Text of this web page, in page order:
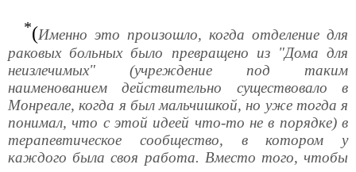
*(Именно это произошло, когда отделение для
раковых больных было превращено из "Дома для
неизлечимых" (учреждение под таким
наименованием действительно существовало в
Монреале, когда я был мальчишкой, но уже тогда я
понимал, что с этой идеей что-то не в порядке) в
терапевтическое сообщество, в котором у
каждого была своя работа. Вместо того, чтобы